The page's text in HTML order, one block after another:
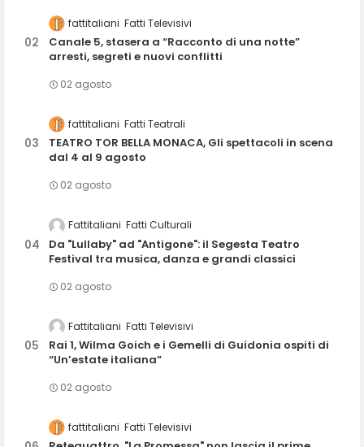
fattitaliani Fatti Televisivi
Canale 5, stasera a “Racconto di una notte”
arresti, segreti e nuovi conflitti
02 agosto
fattitaliani Fatti Teatrali
TEATRO TOR BELLA MONACA, Gli spettacoli in scena
dal 4 al 9 agosto
02 agosto
Fattitaliani Fatti Culturali
Da "Lullaby" ad "Antigone": il Segesta Teatro
Festival tra musica, danza e grandi classici
02 agosto
Fattitaliani Fatti Televisivi
Rai 1, Wilma Goich e i Gemelli di Guidonia ospiti di
“Un’estate italiana”
02 agosto
fattitaliani Fatti Televisivi